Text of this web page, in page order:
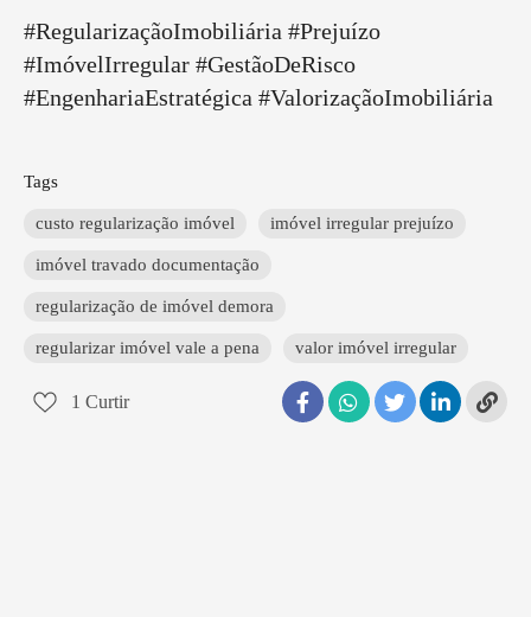
#RegularizaçãoImobiliária #Prejuízo
#ImóvelIrregular #GestãoDeRisco
#EngenhariaEstratégica #ValorizaçãoImobiliária
Tags
custo regularização imóvel imóvel irregular prejuízo
imóvel travado documentação
regularização de imóvel demora
regularizar imóvel vale a pena valor imóvel irregular
1 Curtir